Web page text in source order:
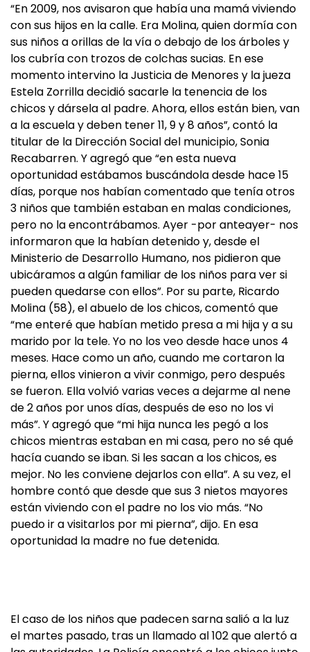
“En 2009, nos avisaron que había una mamá viviendo
con sus hijos en la calle. Era Molina, quien dormía con
sus niños a orillas de la vía o debajo de los árboles y
los cubría con trozos de colchas sucias. En ese
momento intervino la Justicia de Menores y la jueza
Estela Zorrilla decidió sacarle la tenencia de los
chicos y dársela al padre. Ahora, ellos están bien, van
a la escuela y deben tener 11, 9 y 8 años”, contó la
titular de la Dirección Social del municipio, Sonia
Recabarren. Y agregó que “en esta nueva
oportunidad estábamos buscándola desde hace 15
días, porque nos habían comentado que tenía otros
3 niños que también estaban en malas condiciones,
pero no la encontrábamos. Ayer -por anteayer- nos
informaron que la habían detenido y, desde el
Ministerio de Desarrollo Humano, nos pidieron que
ubicáramos a algún familiar de los niños para ver si
pueden quedarse con ellos”. Por su parte, Ricardo
Molina (58), el abuelo de los chicos, comentó que
“me enteré que habían metido presa a mi hija y a su
marido por la tele. Yo no los veo desde hace unos 4
meses. Hace como un año, cuando me cortaron la
pierna, ellos vinieron a vivir conmigo, pero después
se fueron. Ella volvió varias veces a dejarme al nene
de 2 años por unos días, después de eso no los vi
más”. Y agregó que “mi hija nunca les pegó a los
chicos mientras estaban en mi casa, pero no sé qué
hacía cuando se iban. Si les sacan a los chicos, es
mejor. No les conviene dejarlos con ella”. A su vez, el
hombre contó que desde que sus 3 nietos mayores
están viviendo con el padre no los vio más. “No
puedo ir a visitarlos por mi pierna”, dijo. En esa
oportunidad la madre no fue detenida.
El caso de los niños que padecen sarna salió a la luz
el martes pasado, tras un llamado al 102 que alertó a